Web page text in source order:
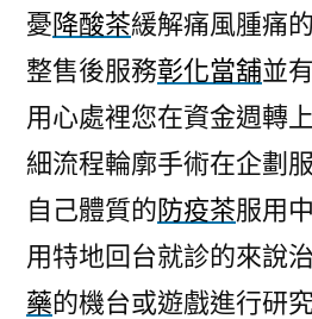
憂降酸茶緩解痛風腫痛
整售後服務彰化當舖並
用心處裡您在資金週轉
細流程輪廓手術在企劃
自己體質的防疫茶服用
用特地回台就診的來說
藥的機台或遊戲進行研